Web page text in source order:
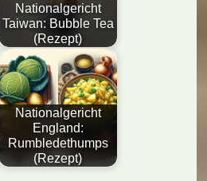
Nationalgericht
Taiwan: Bubble Tea
(Rezept)
Nationalgericht
England:
Rumbledethumps
(Rezept)